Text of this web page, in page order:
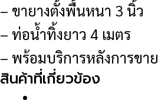
– ขายางตั้งพื้นหนา 3 นิ้ว
– ท่อน้ำทิ้งยาว 4 เมตร
– พร้อมบริการหลังการขาย
สินค้าที่เกี่ยวข้อง